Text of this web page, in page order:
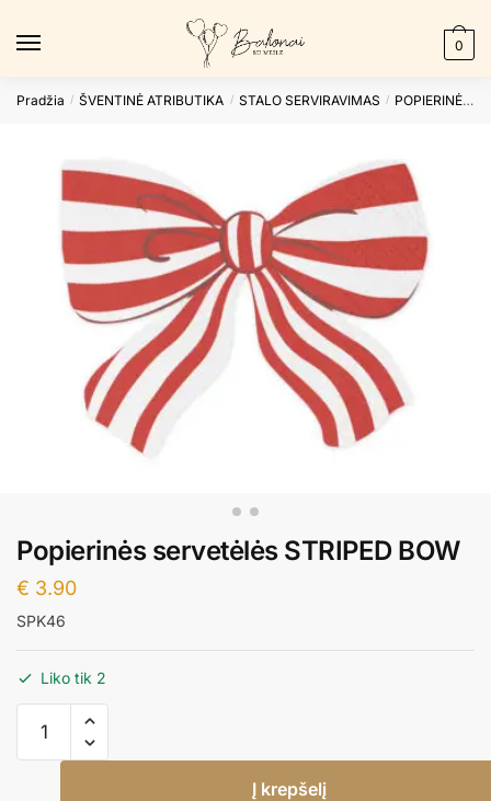
0
Pradžia / ŠVENTINĖ ATRIBUTIKA / STALO SERVIRAVIMAS / POPIERINĖS SERVETĖLĖS
Popierinės servetėlės STRIPED BOW
€ 3.90
SPK46
Liko tik 2
kiekis:
Popierinės
Į krepšelį